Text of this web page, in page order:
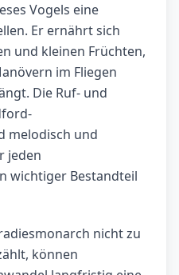
Vogels eine
Er ernährt sich
und kleinen Früchten,
im Fliegen
Die Ruf- und
melodisch und
jeden
wichtiger Bestandteil
nicht zu
können